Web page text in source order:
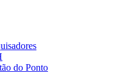
do Ponto